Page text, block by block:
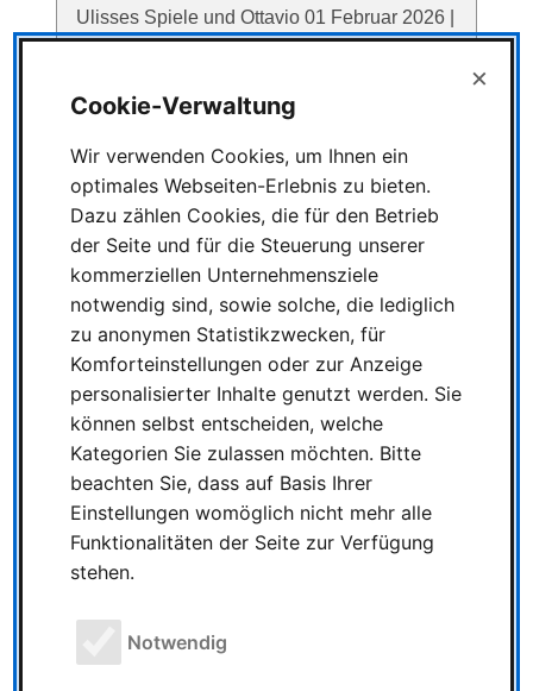
Ulisses Spiele und Ottavio 01 Februar 2026 |
Thomas Szombach | Geschätze Lesezeit: 1
kündigt asmodee eine neue …
asmodee übernimmt
ATM Gaming und stärkt
Social-Games-Segment
asmodee übernimmt ATM
Gaming und stärkt Social-Games-Segment
26 März 2026 | Thomas Szombach |
Geschätze Lesezeit: 1 Minuten Der
Spieleverlag Asmodee hat die Übernahme
von ATM Gaming bekannt gegeben. …
Cookie-Verwaltung
×
Wir verwenden Cookies, um Ihnen ein
optimales Webseiten-Erlebnis zu bieten.
Dazu zählen Cookies, die für den Betrieb
der Seite und für die Steuerung unserer
kommerziellen Unternehmensziele
notwendig sind, sowie solche, die lediglich
zu anonymen Statistikzwecken, für
Komforteinstellungen oder zur Anzeige
personalisierter Inhalte genutzt werden. Sie
können selbst entscheiden, welche
Kategorien Sie zulassen möchten. Bitte
beachten Sie, dass auf Basis Ihrer
Einstellungen womöglich nicht mehr alle
Funktionalitäten der Seite zur Verfügung
stehen.
Notwendig